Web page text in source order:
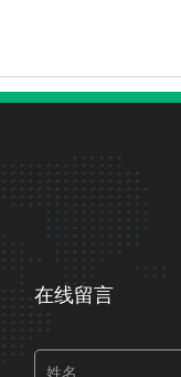
在线留言